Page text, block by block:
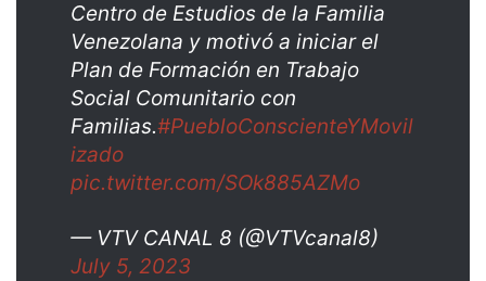
Centro de Estudios de la Familia
Venezolana y motivó a iniciar el
Plan de Formación en Trabajo
Social Comunitario con
Familias.#PuebloConscienteYMovil
izado
pic.twitter.com/SOk885AZMo
— VTV CANAL 8 (@VTVcanal8)
July 5, 2023